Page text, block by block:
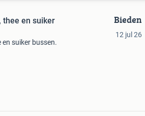
thee en suiker
en suiker bussen.
Bieden
12 jul 26